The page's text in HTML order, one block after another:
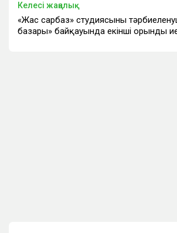
Келесі жаңалық
«Жас сарбаз» студиясының
базары» байқауында екінші орынды